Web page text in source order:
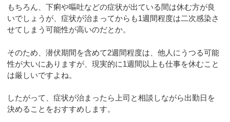
もちろん、下痢や嘔吐などの症状が出ている間は休む方が良
いでしょうが、症状が治まってからも1週間程度は二次感染さ
せてしまう可能性が高いのだとか。
そのため、潜伏期間を含めて2週間程度は、他人にうつる可能
性が大いにありますが、現実的に1週間以上も仕事を休むこと
は厳しいですよね。
したがって、症状が治まったら上司と相談しながら出勤日を
決めることをおすすめします。